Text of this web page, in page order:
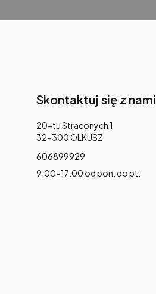
Skontaktuj się z nami
Adres:
20-tu Straconych 1
32-300 OLKUSZ
606899929
9:00-17:00 od pon. do pt.